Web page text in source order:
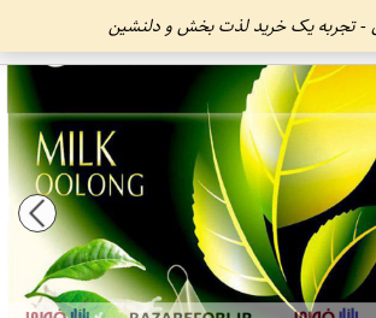
- تجربه یک خرید لذت بخش و دلنشین